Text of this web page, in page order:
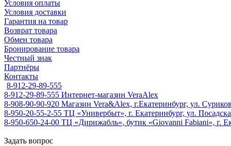
Условия оплаты
Условия доставки
Гарантия на товар
Возврат товара
Обмен товара
Бронирование товара
Честный знак
Партнёры
Контакты
8-912-29-89-555
8-912-29-89-555 Интернет-магазин VeraAlex
8-908-90-90-920 Магазин Vera&Alex, г.Екатеринбург, ул.
8-950-20-55-2-55 ТЦ «Универбыт», г. Екатеринбург, ул.
8-950-650-24-00 ТЦ «Дирижабль», бутик «Giovanni Fabiani», г.
Задать вопрос